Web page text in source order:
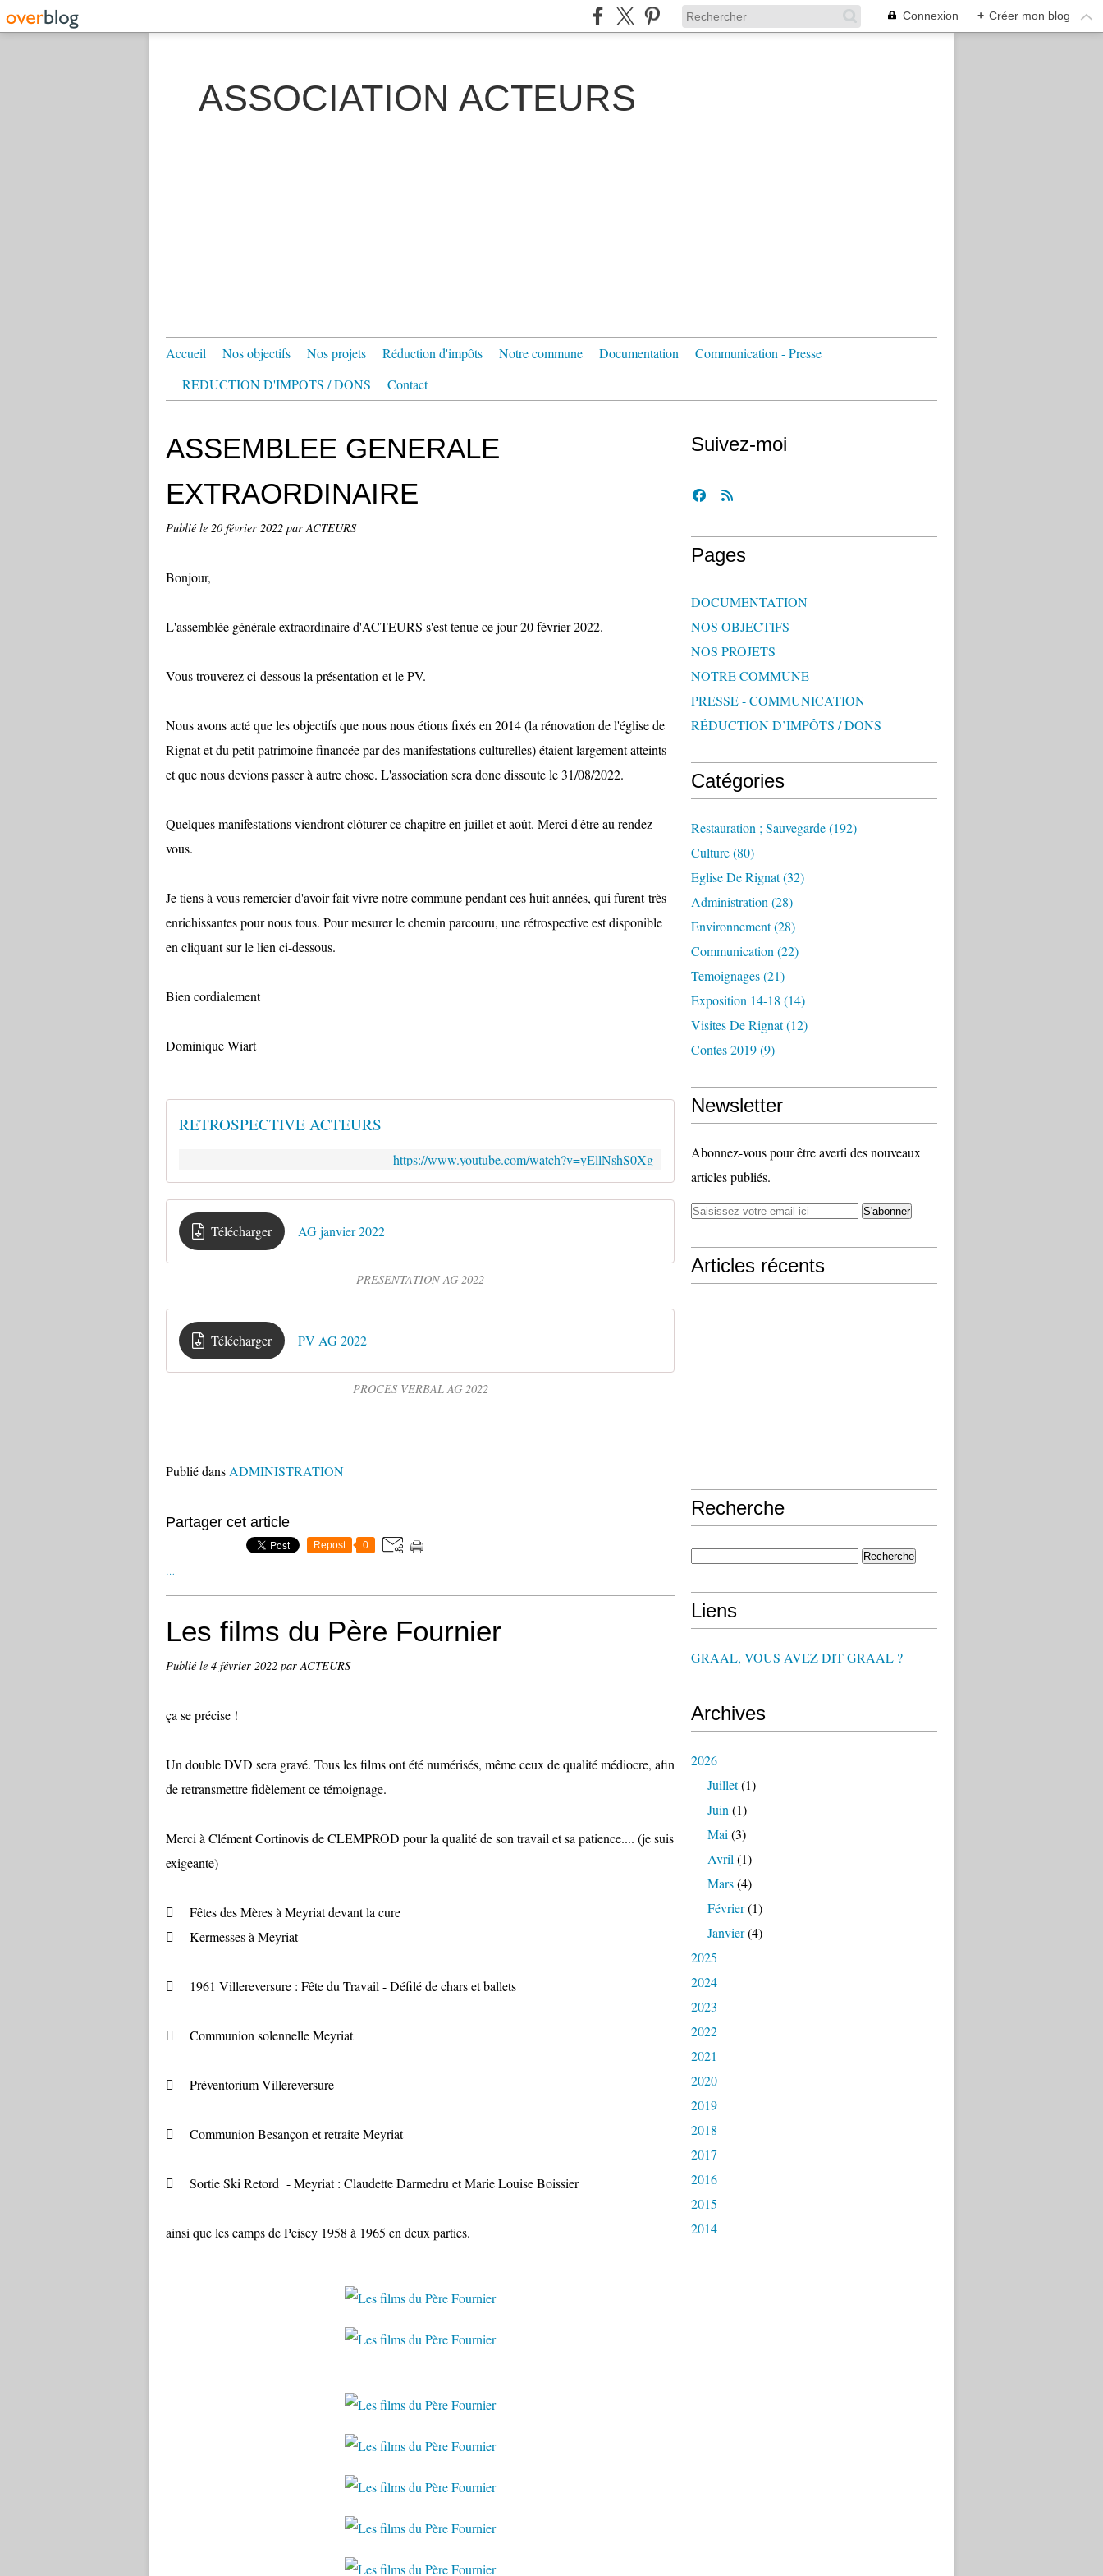
Connexion + Créer mon blog
ASSOCIATION ACTEURS
Accueil Nos objectifs Nos projets Réduction d'impôts Notre commune Documentation
Communication - Presse
REDUCTION D'IMPOTS / DONS
Contact
ASSEMBLEE GENERALE
EXTRAORDINAIRE
Publié le 20 février 2022 par ACTEURS
Bonjour,
L'assemblée générale extraordinaire d'ACTEURS s'est tenue ce jour 20 février 2022.
Vous trouverez ci-dessous la présentation et le PV.
Nous avons acté que les objectifs que nous nous étions fixés en 2014 (la rénovation de l'église de
Rignat et du petit patrimoine financée par des manifestations culturelles) étaient largement atteints
et que nous devions passer à autre chose. L'association sera donc dissoute le 31/08/2022.
Quelques manifestations viendront clôturer ce chapitre en juillet et août. Merci d'être au rendez-
vous.
Je tiens à vous remercier d'avoir fait vivre notre commune pendant ces huit années, qui furent très
enrichissantes pour nous tous. Pour mesurer le chemin parcouru, une rétrospective est disponible
en cliquant sur le lien ci-dessous.
Bien cordialement
Dominique Wiart
RETROSPECTIVE ACTEURS
https://www.youtube.com/watch?v=yEllNshS0Xg
Télécharger AG janvier 2022
PRESENTATION AG 2022
Télécharger PV AG 2022
PROCES VERBAL AG 2022
Publié dans ADMINISTRATION
Partager cet article
Repost 0
…
Les films du Père Fournier
Publié le 4 février 2022 par ACTEURS
ça se précise !
Un double DVD sera gravé. Tous les films ont été numérisés, même ceux de qualité médiocre, afin
de retransmettre fidèlement ce témoignage.
Merci à Clément Cortinovis de CLEMPROD pour la qualité de son travail et sa patience.... (je suis
exigeante)
 Fêtes des Mères à Meyriat devant la cure
 Kermesses à Meyriat
 1961 Villereversure : Fête du Travail - Défilé de chars et ballets
 Communion solennelle Meyriat
 Préventorium Villereversure
 Communion Besançon et retraite Meyriat
 Sortie Ski Retord - Meyriat : Claudette Darmedru et Marie Louise Boissier
ainsi que les camps de Peisey 1958 à 1965 en deux parties.
Suivez-moi
Pages
DOCUMENTATION
NOS OBJECTIFS
NOS PROJETS
NOTRE COMMUNE
PRESSE - COMMUNICATION
RÉDUCTION D’IMPÔTS / DONS
Catégories
Restauration ; Sauvegarde(192)
Culture(80)
Eglise De Rignat(32)
Administration (28)
Environnement(28)
Communication (22)
Temoignages(21)
Exposition 14-18 (14)
Visites De Rignat(12)
Contes 2019(9)
Newsletter
Abonnez-vous pour être averti des nouveaux
articles publiés.
Articles récents
Recherche
Liens
GRAAL, VOUS AVEZ DIT GRAAL ?
Archives
2026
Juillet(1)
Juin (1)
Mai (3)
Avril (1)
Mars(4)
Février(1)
Janvier(4)
2025
2024
2023
2022
2021
2020
2019
2018
2017
2016
2015
2014